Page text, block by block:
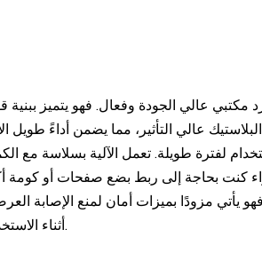
الأسبوع بمثابة مورد مكتبي عالي الجودة وفعال. فهو يتميز
لفترة طويلة. تعمل الآلية بسلاسة مع
كنت بحاجة إلى ربط بضع صفحات أو كومة
يأتي مزودًا بميزات أمان لمنع الإصابة
أثناء الاستخدام.